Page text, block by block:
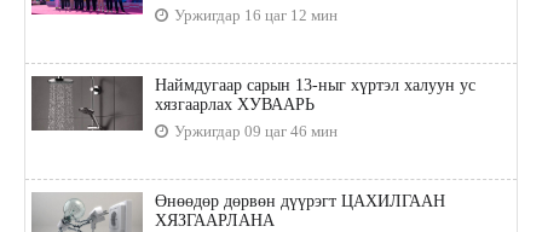
Уржигдар 16 цаг 12 мин
Наймдугаар сарын 13-ныг хүртэл халуун ус
хязгаарлах ХУВААРЬ
Уржигдар 09 цаг 46 мин
Өнөөдөр дөрвөн дүүрэгт ЦАХИЛГААН
ХЯЗГААРЛАНА